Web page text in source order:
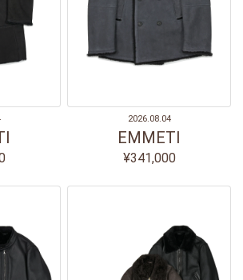
2026.08.04
EMMETI
¥341,000